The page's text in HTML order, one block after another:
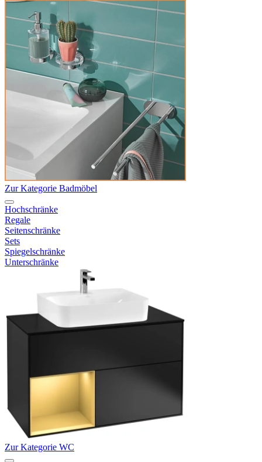
Zur Kategorie Badmöbel
Hochschränke
Regale
Seitenschränke
Sets
Spiegelschränke
Unterschränke
Zur Kategorie WC